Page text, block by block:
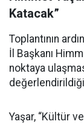
Katacak”
Toplantının
İl Başkanı
noktaya
Yaşar, “Kültür